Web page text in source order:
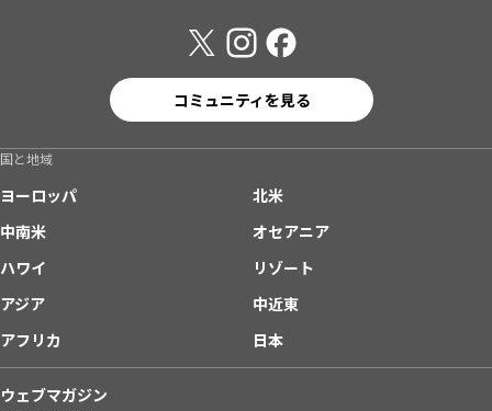
コミュニティを見る
国と地域
ヨーロッパ
北米
中南米
オセアニア
ハワイ
リゾート
アジア
中近東
アフリカ
日本
ウェブマガジン